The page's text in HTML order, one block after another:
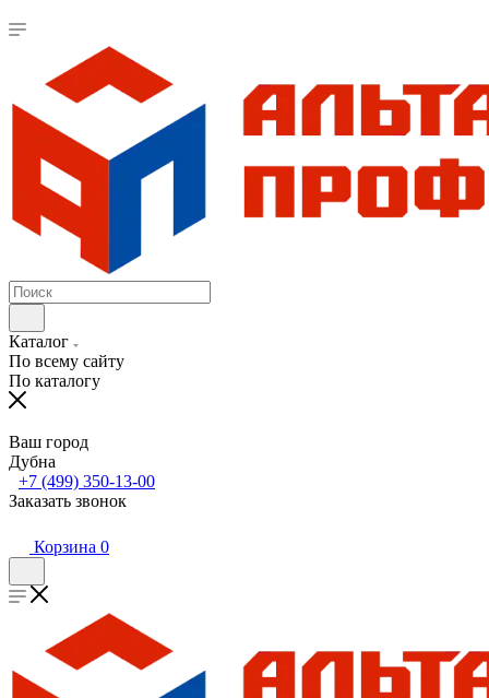
Каталог
По всему сайту
По каталогу
Ваш город
Дубна
+7 (499) 350-13-00
Заказать звонок
Корзина 0